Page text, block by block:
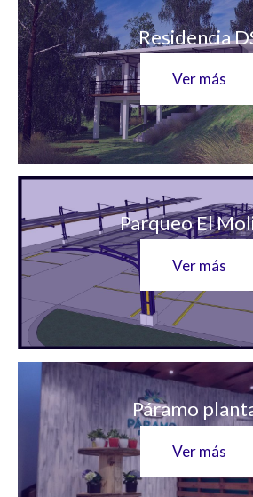
Residencia
Ver más
Parqueo El
Ver más
Páramo
Ver más